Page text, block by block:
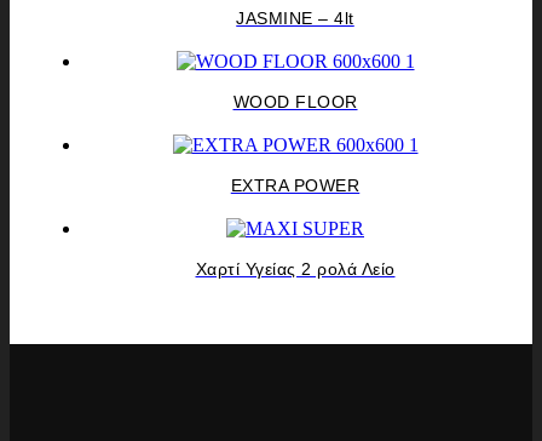
JASMINE – 4lt
WOOD FLOOR
EXTRA POWER
Χαρτί Υγείας 2 ρολά Λείο